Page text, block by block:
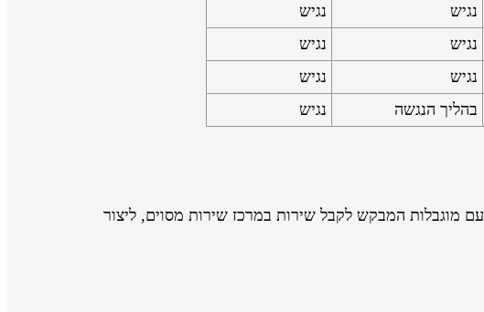
נגיש
נגיש
נגיש
נגיש
נגיש
נגיש
בהליך הנגשה נגיש
מוגבלות המבקש לקבל שירות במרכז שירות מסוים, ליצור